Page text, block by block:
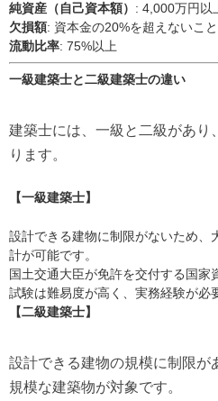
純資産（自己資本額） : 4,000万円以
欠損額: 資本金の20%を超えないこと
流動比率: 75%以上
一級建築士と二級建築士の違い
建築士には、一級と二級があり
ります。
【一級建築士】
設計できる建物に制限がないため、
計が可能です。
国土交通大臣が免許を交付する国家
試験は難易度が高く、実務経験が必
【二級建築士】
設計できる建物の規模に制限が
規模な建築物が対象です。